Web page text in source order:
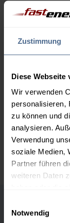
Zustimmung
Diese Webseite
Wir verwenden
personalisieren,
zu können und
analysieren.
Verwendung
soziale Medien,
Partner führen
weiteren Daten
Notwendig
1.000 Liter
5.000 Liter
Preise für Heizöl in
Liter inkl.